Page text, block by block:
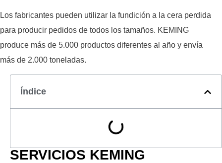
Los fabricantes pueden utilizar la fundición a la cera perdida
para producir pedidos de todos los tamaños. KEMING
produce más de 5.000 productos diferentes al año y envía
más de 2.000 toneladas.
Índice
SERVICIOS KEMING